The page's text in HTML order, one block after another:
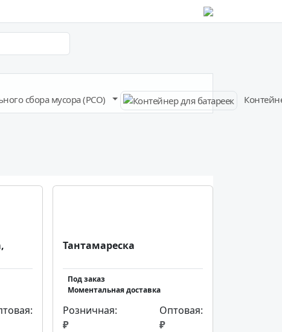
сбора мусора (РСО)
Тантамареска
Под заказ
Моментальная доставка
Розничная:
₽
Оптовая:
₽